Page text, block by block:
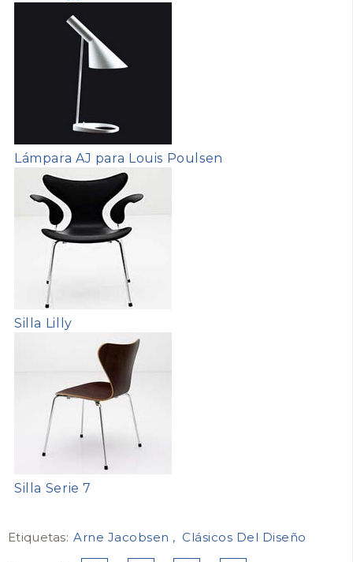
Lámpara AJ para Louis Poulsen
Silla Lilly
Silla Serie 7
Etiquetas: Arne Jacobsen Clásicos Del Diseño